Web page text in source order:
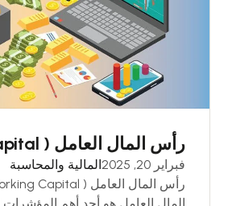
رأس المال العامل ( Working Capital )
فبراير 20, 2025
المالية والمحاسبة